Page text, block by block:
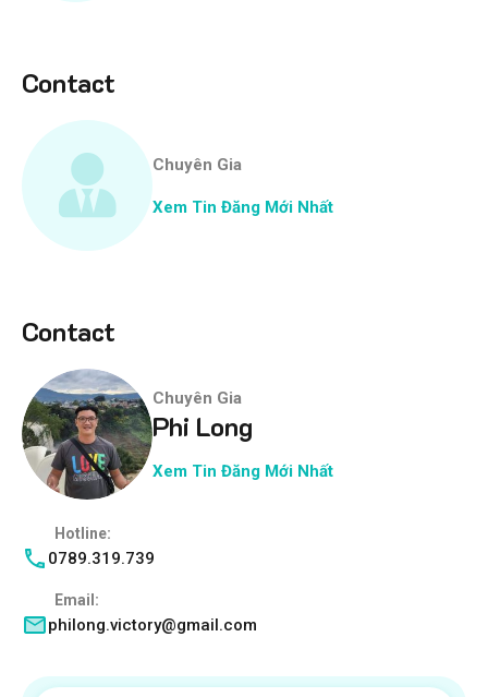
Contact
Chuyên Gia
Xem Tin Đăng Mới Nhất
Contact
Chuyên Gia
Phi Long
Xem Tin Đăng Mới Nhất
Hotline:
0789.319.739
Email:
philong.victory@gmail.com